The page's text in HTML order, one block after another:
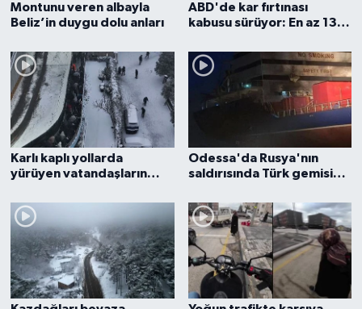
Montunu veren albayla
Beliz’in duygu dolu anları
ABD'de kar fırtınası
kabusu sürüyor: En az 13
bin kişi elektriksiz kaldı
Karlı kaplı yollarda
yürüyen vatandaşların
Odessa'da Rusya'nın
saldırısında Türk gemisinin
görüntüler ortaya çıktı